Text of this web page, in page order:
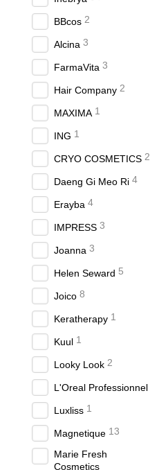
BBcos 2
Alcina 3
FarmaVita 3
Hair Company 2
MAXIMA 1
ING 1
CRYO COSMETICS 2
Daeng Gi Meo Ri 4
Erayba 4
IMPRESS 3
Joanna 3
Helen Seward 5
Joico 8
Keratherapy 1
Kuul 1
Looky Look 2
L'Oreal Professionnel
Luxliss 1
Magnetique 13
Marie Fresh
Cosmetics